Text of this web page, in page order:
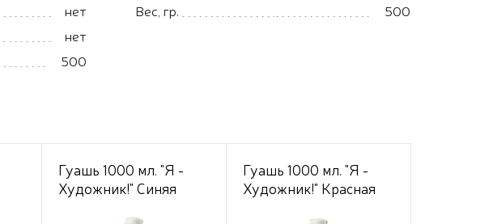
нет
нет
500
Вес, гр.
500
Гуашь 1000 мл. "Я -
Художник!" Синяя
Гуашь 1000 мл. "Я -
Художник!" Красная